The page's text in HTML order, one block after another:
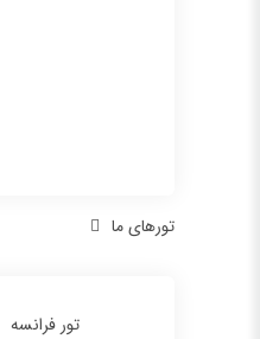
تورهای ما
تور فرانسه